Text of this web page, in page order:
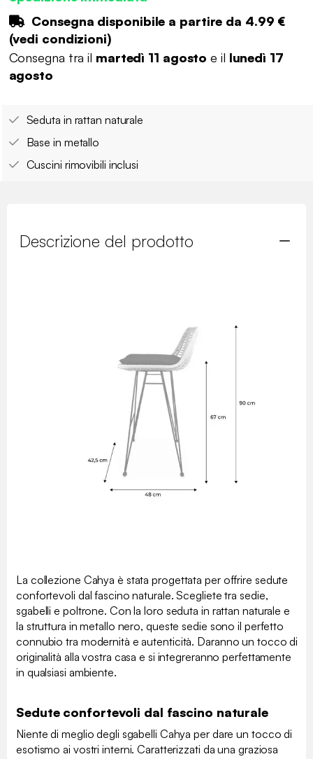
Consegna disponibile a partire da 4.99 €
(vedi condizioni)
Consegna tra il martedì 11 agosto e il lunedì 17
agosto
Seduta in rattan naturale
Base in metallo
Cuscini rimovibili inclusi
Descrizione del prodotto
La collezione Cahya è stata progettata per offrire sedute
confortevoli dal fascino naturale. Scegliete tra sedie,
sgabelli e poltrone. Con la loro seduta in rattan naturale e
la struttura in metallo nero, queste sedie sono il perfetto
connubio tra modernità e autenticità. Daranno un tocco di
originalità alla vostra casa e si integreranno perfettamente
in qualsiasi ambiente.
Sedute confortevoli dal fascino naturale
Niente di meglio degli sgabelli Cahya per dare un tocco di
esotismo ai vostri interni. Caratterizzati da una graziosa